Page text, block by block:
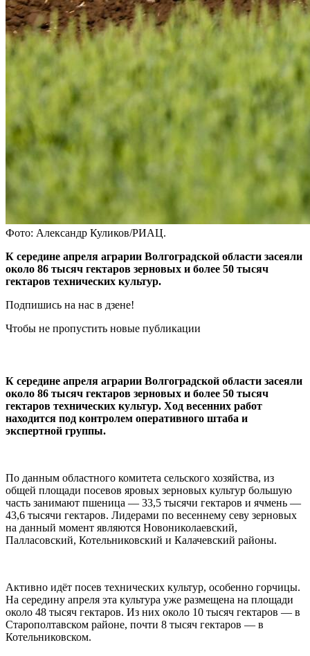
Фото: Александр Куликов/РИАЦ.
К середине апреля аграрии Волгоградской области засеяли
около 86 тысяч гектаров зерновых и более 50 тысяч
гектаров технических культур.
Подпишись на нас в дзене!
Чтобы не пропустить новые публикации
К середине апреля аграрии Волгоградской области засеяли
около 86 тысяч гектаров зерновых и более 50 тысяч
гектаров технических культур. Ход весенних работ
находится под контролем оперативного штаба и
экспертной группы.
По данным областного комитета сельского хозяйства, из
общей площади посевов яровых зерновых культур большую
часть занимают пшеница — 33,5 тысячи гектаров и ячмень —
43,6 тысячи гектаров. Лидерами по весеннему севу зерновых
на данный момент являются Новониколаевский,
Палласовский, Котельниковский и Калачевский районы.
Активно идёт посев технических культур, особенно горчицы.
На середину апреля эта культура уже размещена на площади
около 48 тысяч гектаров. Из них около 10 тысяч гектаров — в
Старополтавском районе, почти 8 тысяч гектаров — в
Котельниковском.